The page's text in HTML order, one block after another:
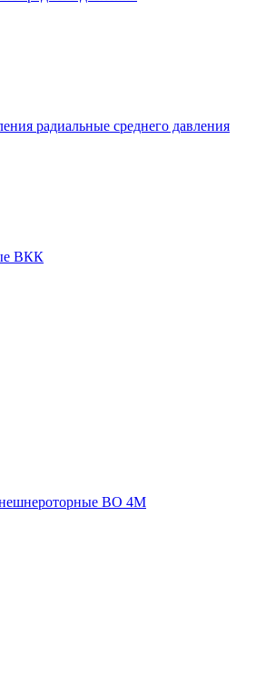
радиальные среднего давления
ВКК
ВО 4М